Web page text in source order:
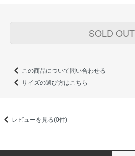
SOLD OUT
この商品について問い合わせる
サイズの選び方はこちら
レビューを見る(0件)